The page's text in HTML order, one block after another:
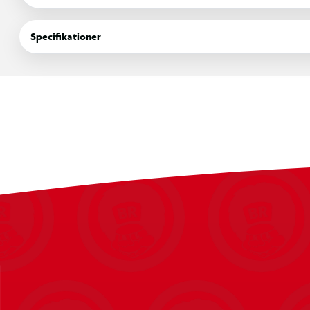
Teenage Mutant Ninja Turtles.
Indeholder:
Specifikationer